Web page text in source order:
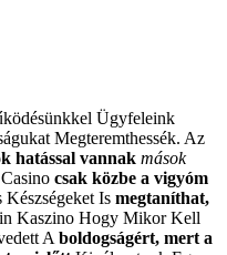
Ügyfeleink
Megteremthessék. Az
hatással vannak mások
csak közbe a vigyóm
Készségeket Is megtaníthat,
Kaszino Hogy Mikor Kell
A boldogságért, mert a